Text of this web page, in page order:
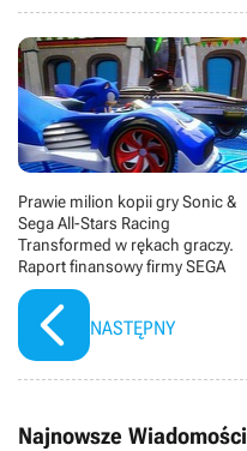
Prawie milion kopii gry Sonic &
Sega All-Stars Racing
Transformed w rękach graczy.
Raport finansowy firmy SEGA
NASTĘPNY
Najnowsze Wiadomości